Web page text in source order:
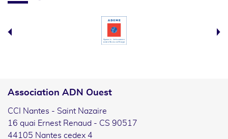
Association ADN Ouest
CCI Nantes - Saint Nazaire
16 quai Ernest Renaud - CS 90517
44105 Nantes cedex 4